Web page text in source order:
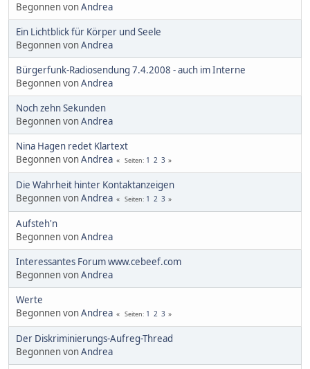
Begonnen vonAndrea
Ein Lichtblick für Körper und Seele
Begonnen vonAndrea
Bürgerfunk-Radiosendung 7.4.2008 - auch im Interne
Begonnen vonAndrea
Noch zehn Sekunden
Begonnen vonAndrea
Nina Hagen redet Klartext
Begonnen vonAndrea Seiten 1 2 3
Die Wahrheit hinter Kontaktanzeigen
Begonnen vonAndrea Seiten 1 2 3
Aufsteh'n
Begonnen vonAndrea
Interessantes Forum www.cebeef.com
Begonnen vonAndrea
Werte
Begonnen vonAndrea Seiten 1 2 3
Der Diskriminierungs-Aufreg-Thread
Begonnen vonAndrea